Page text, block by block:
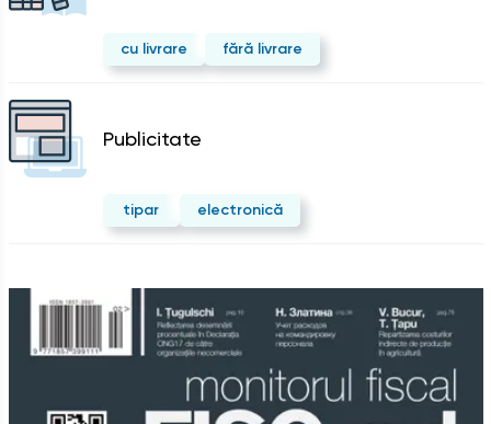
cu livrare fără livrare
Publicitate
tipar electronică